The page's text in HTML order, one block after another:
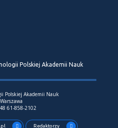
Polskiej Akademii Nauk
Polskiej Akademii Nauk
61-858-2102
Redaktorzy